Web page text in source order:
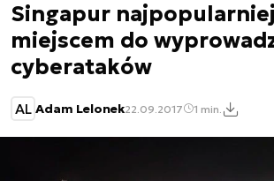
Singapur
miejscem do
cyberataków
AL Adam Lelonek22.09.2017 1 min.